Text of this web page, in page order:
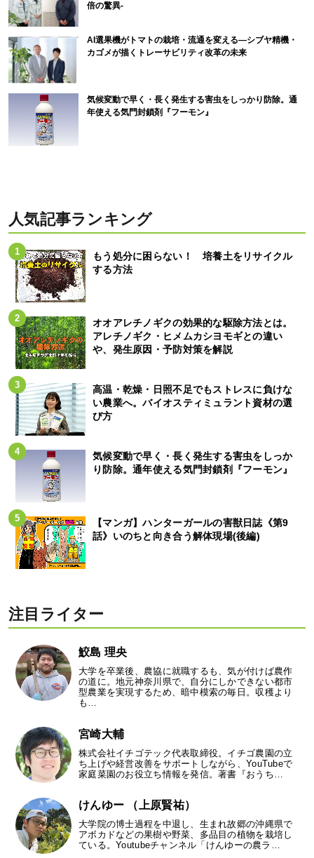
倍の驚異-
AI選果機がトマトの栽培・流通を変える―シブヤ精機・
カゴメが描くトレーサビリティ改革の未来
気候変動で早く・長く発生する害虫をしっかり防除。通
年使える気門封鎖剤『フーモン』
人気記事ランキング
もう処分に困らない！ 培養土をリサイクル
する方法
オオアレチノギクの効果的な駆除方法とは。
アレチノギク・ヒメムカシヨモギとの違い
や、発生原因・予防対策を解説
高温・乾燥・日照不足でもストレスに負けな
い農業へ。バイオスティミュラント資材の選
び方
気候変動で早く・長く発生する害虫をしっか
り防除。通年使える気門封鎖剤『フーモン』
【マンガ】ハンターガールの害獣日誌《第9
話》いのちと向き合う解体現場(後編)
注目ライター
鮫島 理央
大学を卒業後、農協に就職するも、気が付けば農作
の道に。地元神奈川県で、自分にしかできない都市
型農業を実現するため、暗中模索の毎日。収穫より
も…
宮崎大輔
株式会社イチゴテック代表取締役。イチゴ農園の立
ち上げや経営改善をサポートしながら、YouTubeで
家庭菜園のお役立ち情報を発信。著書『おうち…
けんゆー （上原賢祐）
大学院の博士過程を中退し、生まれ故郷の沖縄県で
アボカドなどの果樹や野菜、多品目の植物を栽培し
ている。Youtubeチャンネル「けんゆーの農ラ…